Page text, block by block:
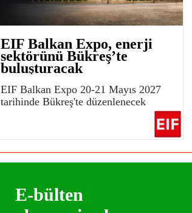
EIF Balkan Expo, enerji
sektörünü Bükreş’te
buluşturacak
EIF Balkan Expo 20-21 Mayıs 2027
tarihinde Bükreş'te düzenlenecek
E-bülten